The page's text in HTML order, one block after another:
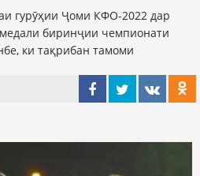
гурӯҳии Ҷоми КФО-2022 дар
биринҷии чемпионати
ки тақрибан тамоми